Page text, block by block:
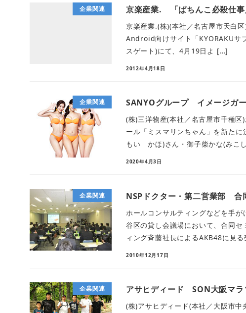
企業関連 京楽産業. 「ぱちんこ必殺仕
京楽産業.(株)(本社／名古屋市天白
Android向けサイト「KYORAKUサ
スゲート)にて、4月19日よ […]
2012年4月18日
企業関連 SANYOグループ イメージガ
(株)三洋物産(本社／名古屋市千種
ール「ミスマリンちゃん」を新た
もい かほ)さん・御子柴かな(みこ
2020年4月3日
企業関連 NSPドクター・第二営業部 合
ホールコンサルティングなどを手
谷区の貸し会議場において、合同
ィング斉藤社長によるAKB48に見
2010年12月17日
企業関連 アサヒディード SON大阪マラ
(株)アサヒディード(本社／大阪市中